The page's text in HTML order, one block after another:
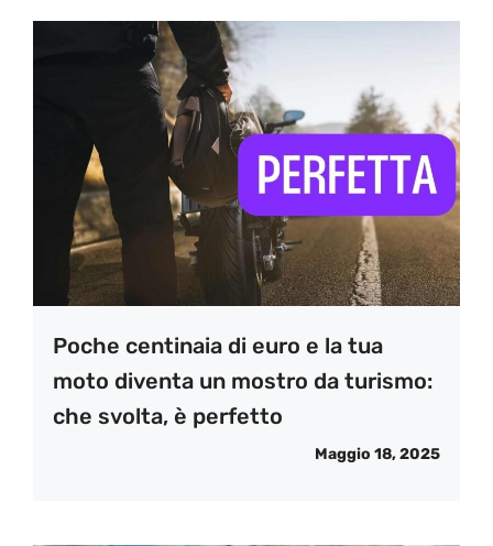
Poche centinaia di euro e la tua
moto diventa un mostro da turismo:
che svolta, è perfetto
Maggio 18, 2025